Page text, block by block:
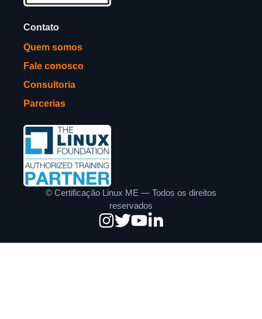
Contato
Quem somos
Fale conosco
Consultoria
Parcerias
© Certificação Linux ME — Todos os direitos
reservados